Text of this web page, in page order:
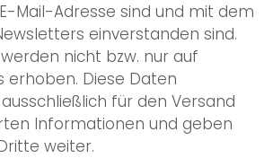
Mail-Adresse sind und mit dem
einverstanden sind.
nicht bzw. nur auf
erhoben. Diese Daten
für den Versand
Informationen und geben
weiter.